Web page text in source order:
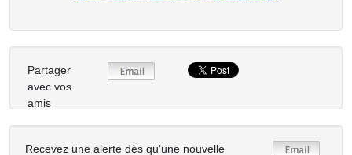
Partager
avec vos
amis
Recevez une alerte dès qu'une nouvelle